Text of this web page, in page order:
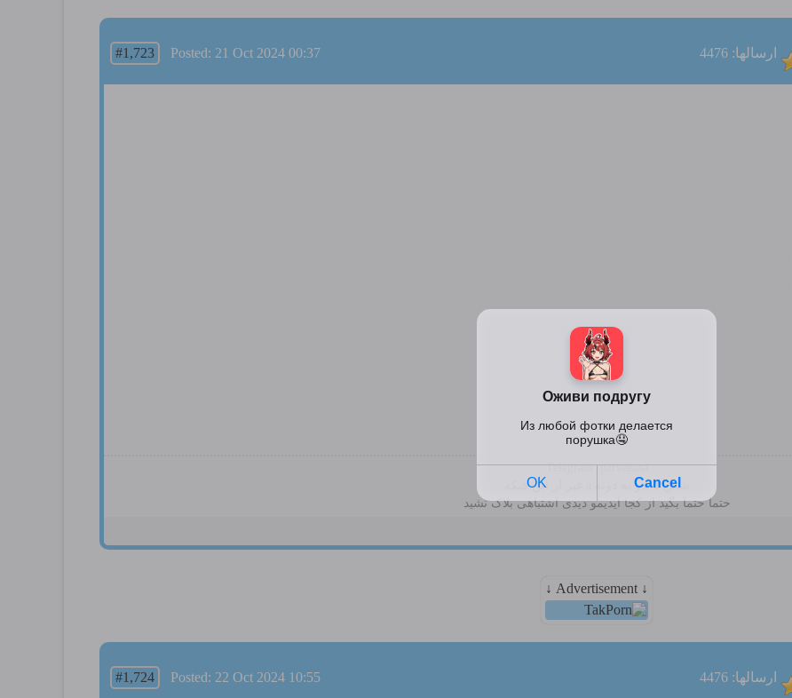
ارسالها: 4476
#1,723 Posted: 21 Oct 2024 00:37
Telegram: parssssssa
شش تا s و یه دونه a غیر از این فیکه
حتما حتما بگید از کجا آیدیمو دیدی اشتباهی بلاک نشید
↓ Advertisement ↓
ارسالها: 4476
#1,724 Posted: 22 Oct 2024 10:55